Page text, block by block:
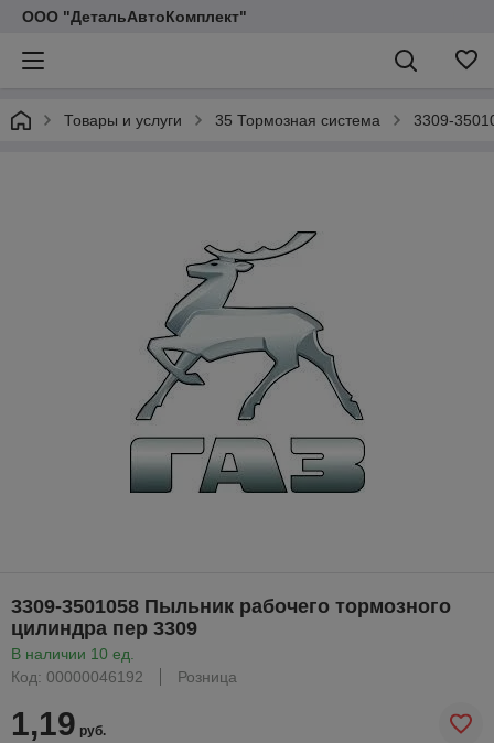
ООО "ДетальАвтоКомплект"
Товары и услуги 35 Тормозная система 3309-
3309-3501058 Пыльник рабочего тормозного
цилиндра пер 3309
В наличии 10 ед.
Код: 00000046192
Розница
1,19 руб.